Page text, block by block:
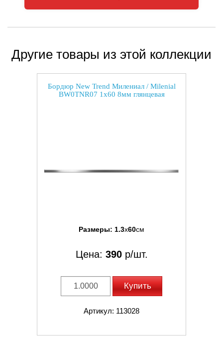
Другие товары из этой коллекции
Бордюр New Trend Милениал / Milenial
BW0TNR07 1x60 8мм глянцевая
Размеры: 1.3x60см
Цена: 390р/шт.
Купить
Артикул: 113028